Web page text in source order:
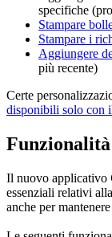
specifiche
Stampare
Stampare i
Aggiungere
più recente)
Certe
disponibili solo con
Il nuovo applicativo
essenziali relativi
anche per